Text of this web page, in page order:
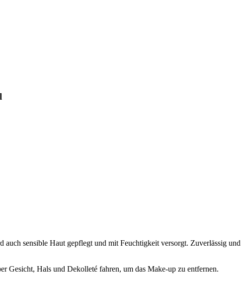
sensible Haut gepflegt und mit Feuchtigkeit versorgt. Zuverlässig und
Gesicht, Hals und Dekolleté fahren, um das Make-up zu entfernen.